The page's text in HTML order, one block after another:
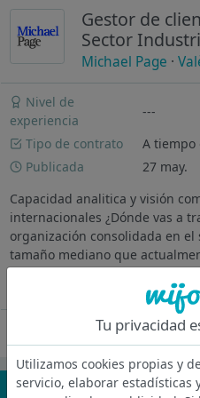
Gestor de
Sector
Michael Page ·
Nivel de
experiencia
---
Tipo de contrato
A tiempo
Publicada
27 may.
Capacidad analitica y visión
internacionales ¿Dónde vas a
organización consolidada en el
tamaño mediano que
expansión...
Tu privacidad
Utilizamos cookies propias y
servicio, elaborar estadísticas